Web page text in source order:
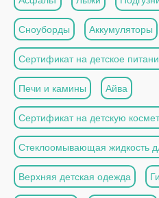
Сноуборды Аккумуляторы
Сертификат на детское
Печи и камины Айва
Сертификат на детскую
Стеклоомывающая жидкость
Верхняя детская одежда